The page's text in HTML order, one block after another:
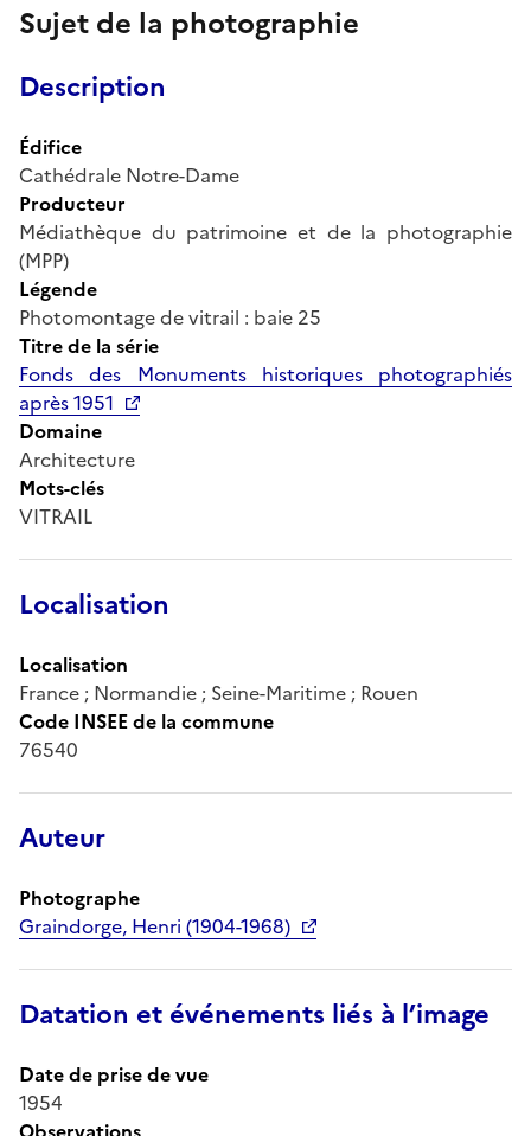
Sujet de la photographie
Description
Édifice
Cathédrale Notre-Dame
Producteur
Médiathèque du patrimoine et de la photographie
(MPP)
Légende
Photomontage de vitrail : baie 25
Titre de la série
Fonds des Monuments historiques photographiés
après 1951
Domaine
Architecture
Mots-clés
VITRAIL
Localisation
Localisation
France ; Normandie ; Seine-Maritime ; Rouen
Code INSEE de la commune
76540
Auteur
Photographe
Graindorge, Henri (1904-1968)
Datation et événements liés à l’image
Date de prise de vue
1954